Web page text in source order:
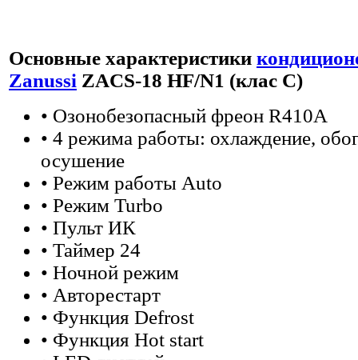
Основные характеристики
Zanussi ZACS-18 HF/N1 (клас С)
• Озонобезопасный фреон R410A
• 4 режима работы: охлаждение,
осушение
• Режим работы Auto
• Режим Turbo
• Пульт ИК
• Таймер 24
• Ночной режим
• Авторестарт
• Функция Defrost
• Функция Hot start